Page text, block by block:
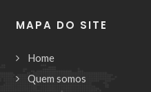
MAPA DO SITE
Home
Quem somos